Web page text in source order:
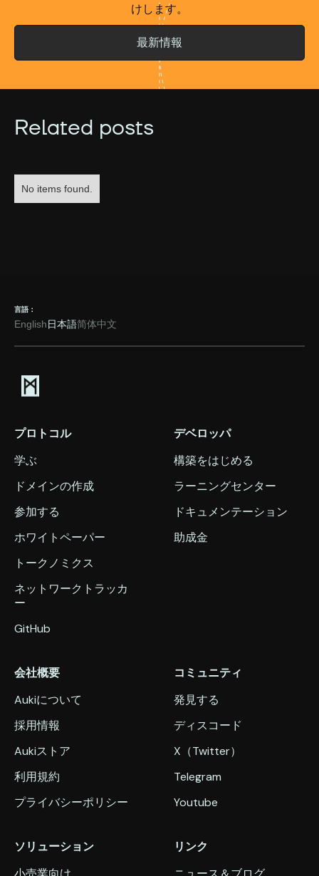
けします。
最新情報
Related posts
No items found.
言語：
English日本語简体中文
プロトコル
学ぶ
ドメインの作成
参加する
ホワイトペーパー
トークノミクス
ネットワークトラッカ
ー
GitHub
デベロッパ
構築をはじめる
ラーニングセンター
ドキュメンテーション
助成金
ソリューション
会社概要
Aukiについて
採用情報
Aukiストア
利用規約
プライバシーポリシー
リンク
コミュニティ
発見する
ディスコード
X（Twitter）
Telegram
Youtube